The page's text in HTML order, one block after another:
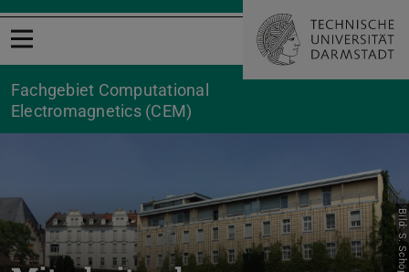
Menü öffnen
Fachgebiet Computational
Electromagnetics (CEM)